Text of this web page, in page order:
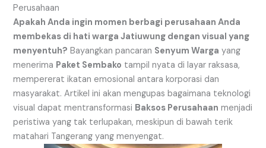
Perusahaan
Apakah Anda ingin momen berbagi perusahaan Anda
membekas di hati warga Jatiuwung dengan visual yang
menyentuh? Bayangkan pancaran Senyum Warga yang
menerima Paket Sembako tampil nyata di layar raksasa,
mempererat ikatan emosional antara korporasi dan
masyarakat. Artikel ini akan mengupas bagaimana teknologi
visual dapat mentransformasi Baksos Perusahaan menjadi
peristiwa yang tak terlupakan, meskipun di bawah terik
matahari Tangerang yang menyengat.